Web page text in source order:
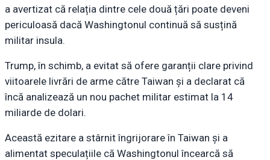
a avertizat că relația dintre cele două țări poate deveni
periculoasă dacă Washingtonul continuă să susțină
militar insula.
Trump, în schimb, a evitat să ofere garanții clare privind
viitoarele livrări de arme către Taiwan și a declarat că
încă analizează un nou pachet militar estimat la 14
miliarde de dolari.
Această ezitare a stârnit îngrijorare în Taiwan și a
alimentat speculațiile că Washingtonul încearcă să